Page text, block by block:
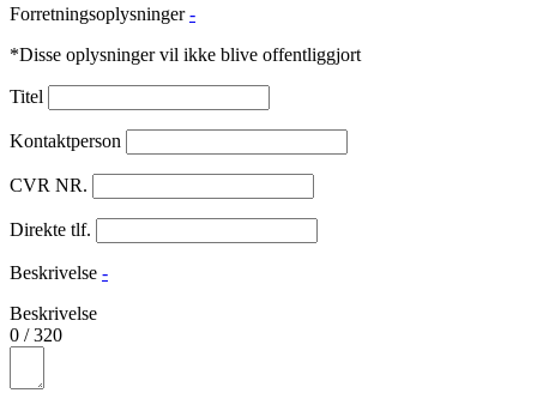
Forretningsoplysninger -
*Disse oplysninger vil ikke blive offentliggjort
Titel
Kontaktperson
CVR NR.
Direkte tlf.
Beskrivelse -
Beskrivelse
0 /320